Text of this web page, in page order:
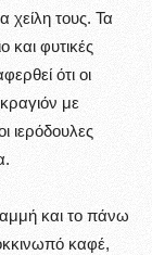
χείλη τους. Τα
και φυτικές
ότι οι
με
ιερόδουλες
και το πάνω
καφέ,